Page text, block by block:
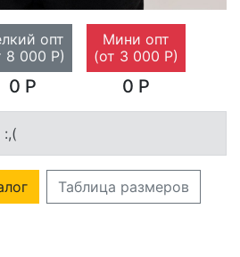
опт
8 000 Р)
0 Р
Мини опт
(от 3 000 Р)
0 Р
:,(
Таблица размеров